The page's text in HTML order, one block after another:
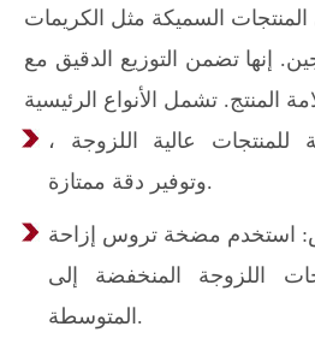
المنتجات السميكة مثل الكريمات
إنها تضمن التوزيع الدقيق مع
عالية اللزوجة ،
وتوفير دقة ممتازة.
استخدم مضخة تروس إزاحة
اللزوجة المنخفضة إلى
المتوسطة.